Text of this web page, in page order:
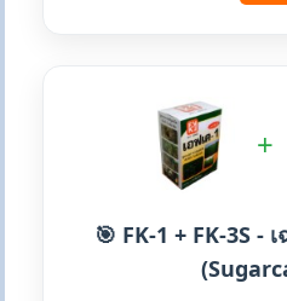
+
🎯 FK-1 + FK-3S -